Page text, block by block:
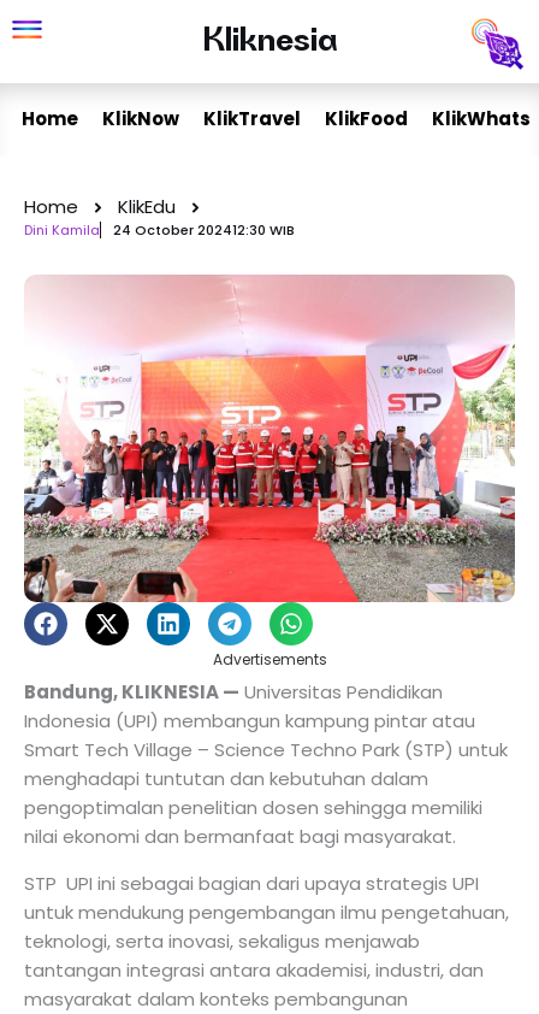
to
Kliknesia
Kliknesia
Home KlikNow KlikTravel KlikFood KlikWhats
Home KlikEdu
Dini Kamila 24 October 202412:30 WIB
Advertisements
Bandung, KLIKNESIA — Universitas Pendidikan
Indonesia (UPI) membangun kampung pintar atau
Smart Tech Village – Science Techno Park (STP) untuk
menghadapi tuntutan dan kebutuhan dalam
pengoptimalan penelitian dosen sehingga memiliki
nilai ekonomi dan bermanfaat bagi masyarakat.
STP UPI ini sebagai bagian dari upaya strategis UPI
untuk mendukung pengembangan ilmu pengetahuan,
teknologi, serta inovasi, sekaligus menjawab
tantangan integrasi antara akademisi, industri, dan
masyarakat dalam konteks pembangunan